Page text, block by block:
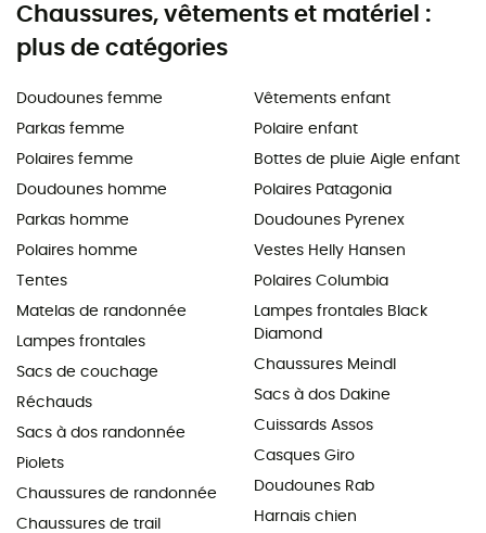
Chaussures, vêtements et matériel :
plus de catégories
Doudounes femme
Parkas femme
Polaires femme
Doudounes homme
Parkas homme
Polaires homme
Tentes
Matelas de randonnée
Lampes frontales
Sacs de couchage
Réchauds
Sacs à dos randonnée
Piolets
Chaussures de randonnée
Chaussures de trail
Vêtements enfant
Polaire enfant
Bottes de pluie Aigle enfant
Polaires Patagonia
Doudounes Pyrenex
Vestes Helly Hansen
Polaires Columbia
Lampes frontales Black
Diamond
Chaussures Meindl
Sacs à dos Dakine
Cuissards Assos
Casques Giro
Doudounes Rab
Harnais chien